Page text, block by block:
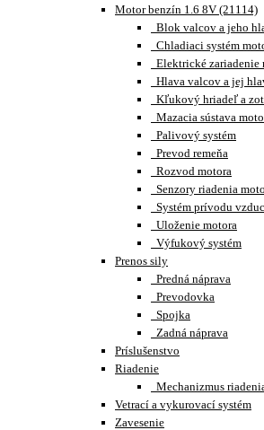
Motor benzín 1.6 8V (21114)
Blok valcov a jeho
Chladiaci systém
Elektrické zariadenie
Hlava valcov a jej
Kľukový hriadeľ a
Mazacia sústava
Palivový systém
Prevod remeňa
Rozvod motora
Senzory riadenia
Systém prívodu
Uloženie motora
Výfukový systém
Prenos sily
Predná náprava
Prevodovka
Spojka
Zadná náprava
Príslušenstvo
Riadenie
Mechanizmus
Vetrací a vykurovací systém
Zavesenie